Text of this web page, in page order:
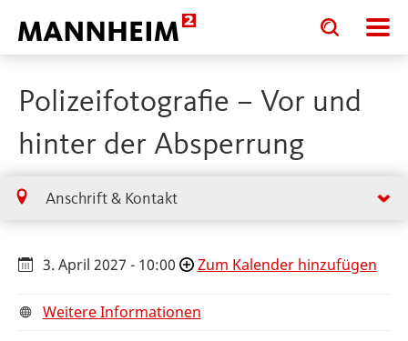
Toggle
search
input
Toggle
search
input
Polizeifotografie – Vor und
hinter der Absperrung
Anschrift & Kontakt
3. April 2027 - 10:00 Zum Kalender hinzufügen
Weitere Informationen